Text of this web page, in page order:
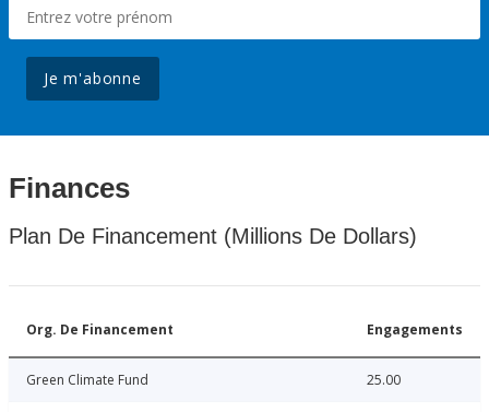
Je m'abonne
Finances
Plan De Financement (Millions De Dollars)
Org. De Financement Engagements
Green Climate Fund 25.00